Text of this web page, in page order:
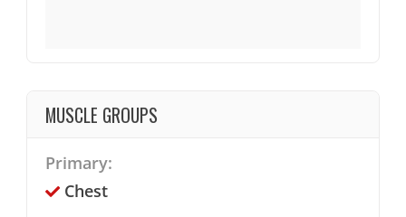
MUSCLE GROUPS
Primary:
Chest